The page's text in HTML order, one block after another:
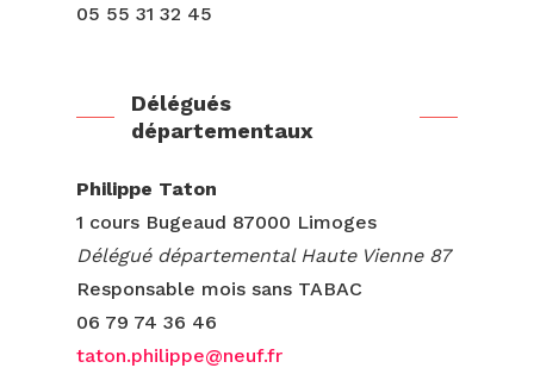
05 55 31 32 45
Délégués
départementaux
Philippe Taton
1 cours Bugeaud 87000 Limoges
Délégué départemental Haute Vienne 87
Responsable mois sans TABAC
06 79 74 36 46
taton.philippe@neuf.fr